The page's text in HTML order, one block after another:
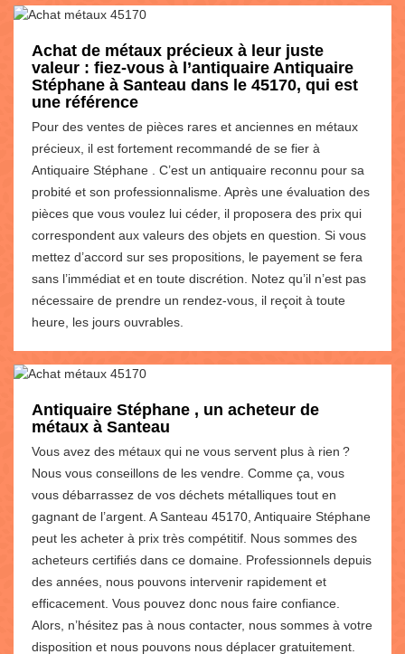
Achat de métaux précieux à leur juste
valeur : fiez-vous à l’antiquaire Antiquaire
Stéphane à Santeau dans le 45170, qui est
une référence
Pour des ventes de pièces rares et anciennes en métaux
précieux, il est fortement recommandé de se fier à
Antiquaire Stéphane . C’est un antiquaire reconnu pour sa
probité et son professionnalisme. Après une évaluation des
pièces que vous voulez lui céder, il proposera des prix qui
correspondent aux valeurs des objets en question. Si vous
mettez d’accord sur ses propositions, le payement se fera
sans l’immédiat et en toute discrétion. Notez qu’il n’est pas
nécessaire de prendre un rendez-vous, il reçoit à toute
heure, les jours ouvrables.
Antiquaire Stéphane , un acheteur de
métaux à Santeau
Vous avez des métaux qui ne vous servent plus à rien ?
Nous vous conseillons de les vendre. Comme ça, vous
vous débarrassez de vos déchets métalliques tout en
gagnant de l’argent. A Santeau 45170, Antiquaire Stéphane
peut les acheter à prix très compétitif. Nous sommes des
acheteurs certifiés dans ce domaine. Professionnels depuis
des années, nous pouvons intervenir rapidement et
efficacement. Vous pouvez donc nous faire confiance.
Alors, n’hésitez pas à nous contacter, nous sommes à votre
disposition et nous pouvons nous déplacer gratuitement.